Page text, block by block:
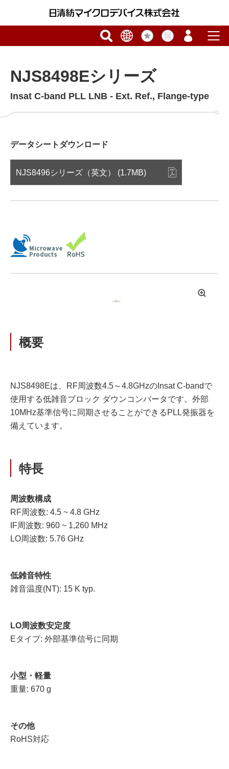
NJS8498Eシリーズ
Insat C-band PLL LNB - Ext. Ref., Flange-type
データシートダウンロード
NJS8496シリーズ（英文） (1.7MB)
拡
概要
NJS8498Eは、RF周波数4.5～4.8GHzのInsat C-bandで
使用する低雑音ブロック ダウンコンバータです。外部
10MHz基準信号に同期させることができるPLL発振器を
備えています。
特長
周波数構成
RF周波数: 4.5 ~ 4.8 GHz
IF周波数: 960 ~ 1,260 MHz
LO周波数: 5.76 GHz
低雑音特性
雑音温度(NT): 15 K typ.
LO周波数安定度
Eタイプ: 外部基準信号に同期
小型・軽量
重量: 670 g
その他
RoHS対応